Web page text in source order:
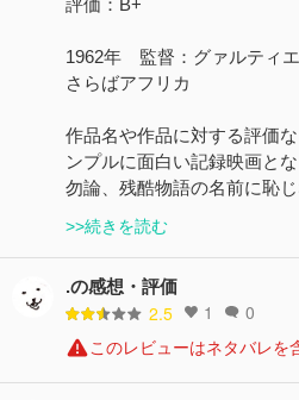
1962年 監督：グァルティ
さらばアフリカ
作品名や作品に対する評価
ンプルに面白い記録映画とな
勿論、残酷物語の名前に恥
>>続きを読む
.の感想・評価
2.5 1 0
このレビューはネタバレを